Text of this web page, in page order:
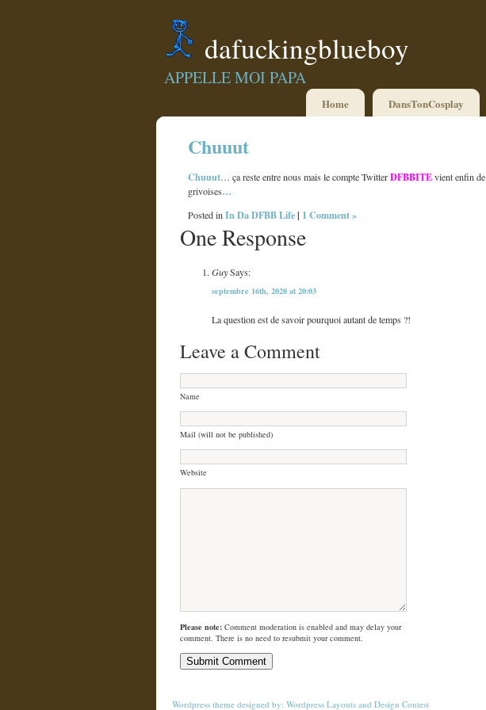
dafuckingblueboy
APPELLE MOI PAPA
Home DansTonCosplay
Chuuut
Chuuut… ça reste entre nous mais le compte TwitterDFBBITEvient enfin de
grivoises…
Posted inIn Da DFBB Life| 1 Comment »
One Response
GuySays:
septembre 16th, 2020 at 20:03
La question est de savoir pourquoi autant de temps ?!
Leave a Comment
Name
Mail (will not be published)
Website
Please note: Comment moderation is enabled and may delay your
comment. There is no need to resubmit your comment.
Wordpress theme designed by: Wordpress Layouts and Design Contest